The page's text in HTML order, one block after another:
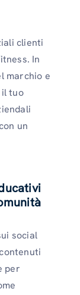
clienti
In
marchio e
tuo
un
social
per